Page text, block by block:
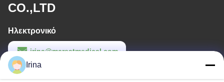
CO.,LTD
Ηλεκτρονικό
irina@mcreatmedical.com
Εργασιακό χρόνο
Irina